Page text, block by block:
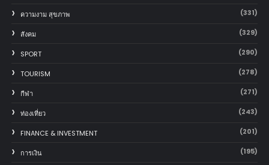
ความงาม สุขภาพ (331)
สังคม (329)
SPORT (290)
TOURISM (278)
กีฬา (271)
ท่องเที่ยว (243)
FINANCE & INVESTMENT (201)
การเงิน (195)